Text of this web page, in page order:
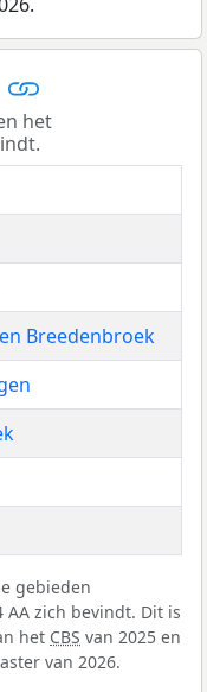
het
Breedenbroek
gebieden
zich bevindt. Dit is
het CBS van 2025 en
van 2026.